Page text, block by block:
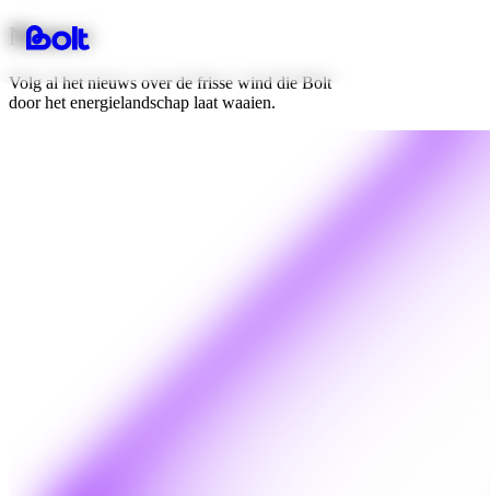
Nieuws
Volg al het nieuws over de frisse wind die Bolt
door het energielandschap laat waaien.